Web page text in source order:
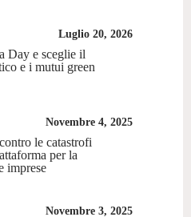
Luglio 20, 2026
Day e sceglie il
e i mutui green
Novembre 4, 2025
le catastrofi
per la
imprese
Novembre 3, 2025